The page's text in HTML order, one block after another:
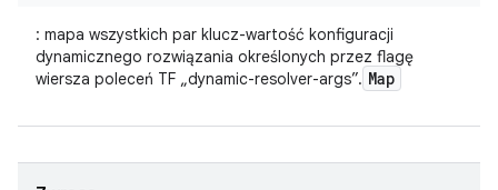
: mapa wszystkich par klucz-wartość konfiguracji
dynamicznego rozwiązania określonych przez flagę
wiersza poleceń TF „dynamic-resolver-args”. Map